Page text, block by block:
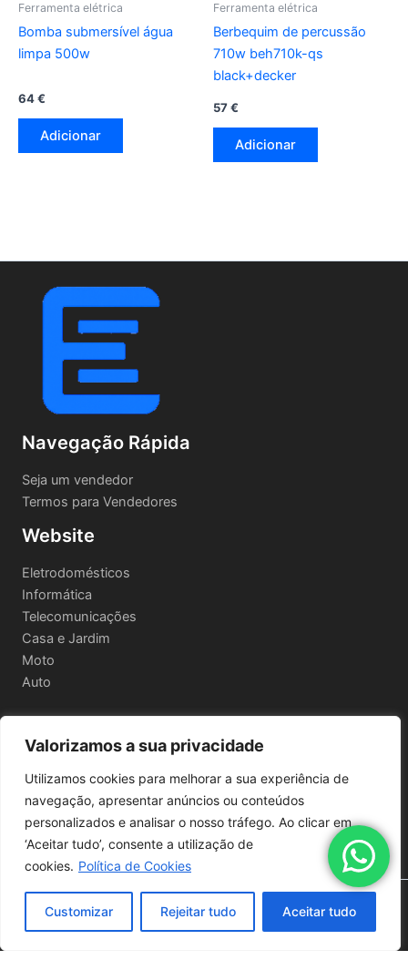
Valorizamos a sua privacidade
Utilizamos cookies para melhorar a sua experiência de
navegação, apresentar anúncios ou conteúdos
personalizados e analisar o nosso tráfego. Ao clicar em
‘Aceitar tudo’, consente a utilização de
cookies. Política de Cookies
Customizar Rejeitar tudo Aceitar tudo
Ferramenta elétrica
Bomba submersível água
limpa 500w
64€
Adicionar
Ferramenta elétrica
Berbequim de percussão
710w beh710k-qs
black+decker
57€
Adicionar
Navegação Rápida
Seja um vendedor
Termos para Vendedores
Website
Eletrodomésticos
Informática
Telecomunicações
Casa e Jardim
Moto
Auto
Informações Legais
Política de privacidade
Termos e Condições
Política de Envio e Devoluções
Copyright © 2026 | Powered byAstra WordPress Theme